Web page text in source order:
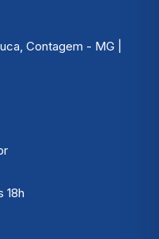
Contagem - MG |
18h